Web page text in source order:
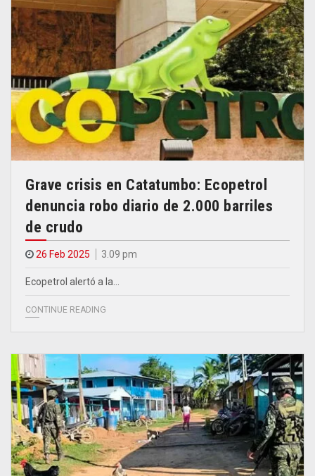
Grave crisis en Catatumbo: Ecopetrol
denuncia robo diario de 2.000 barriles
de crudo
26 Feb 2025 3.09 pm
Ecopetrol alertó a la…
CONTINUE READING